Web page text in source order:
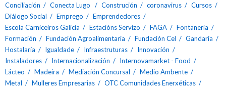
Conciliación
Conecta Lugo Construción coronavirus
Cursos
Diálogo Social
Emprego
Emprendedores
Escola Carniceiros Galicia
Estacións Servizo FAGA
Fontanería
Formación
Fundación Agroalimentaria Fundación Cel
Gandaría
Hostalaría
Igualdade Infraestruturas
Innovación
Instaladores
Internacionalización
Internovamarket - Food
Lácteo
Madeira Mediación Concursal
Medio Ambente
Metal
Mulleres Empresarias
OTC Comunidades Enerxéticas